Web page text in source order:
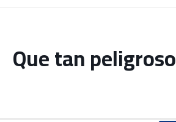
Que tan